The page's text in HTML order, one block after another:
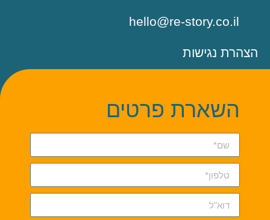
hello@re-story.co.il
הצהרת נגישות
השארת פרטים